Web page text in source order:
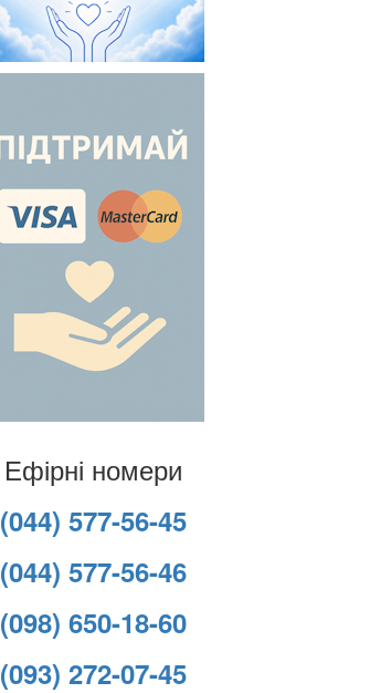
Ефірні номери
(044) 577-56-45
(044) 577-56-46
(098) 650-18-60
(093) 272-07-45